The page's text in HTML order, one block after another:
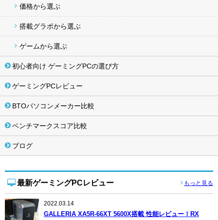
価格から選ぶ
搭載グラボから選ぶ
ゲームから選ぶ
初心者向け ゲーミングPCの選び方
ゲーミングPCレビュー
BTOパソコンメーカー比較
ベンチマークスコア比較
ブログ
最新ゲーミングPCレビュー もっと見る
2022.03.14
GALLERIA XA5R-66XT 5600X搭載 性能レビュー！RX